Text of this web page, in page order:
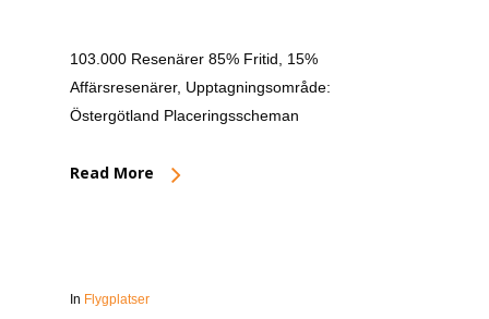
103.000 Resenärer 85% Fritid, 15%
Affärsresenärer, Upptagningsområde:
Östergötland Placeringsscheman
Read More
In Flygplatser